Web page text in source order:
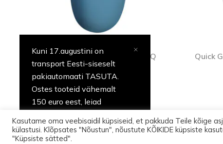
Kuni 17.augustini on
transport Eesti-siseselt
pakiautomaati TASUTA.
Ostes tooteid vähemalt
150 euro eest, leiad
Quick Gel Polish geellakk 562Q
(12ml)
Profitoode
Quick
©
Kasutame oma veebisaidil küpsiseid, et pakkuda Teile kõige
külastusi. Klõpsates "Nõustun", nõustute KÕIKIDE küpsiste
"Küpsiste sätted".